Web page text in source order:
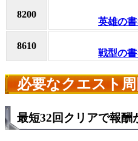
8200
英雄の書
8610
戦型の書
必要なクエスト
最短32回クリアで報酬